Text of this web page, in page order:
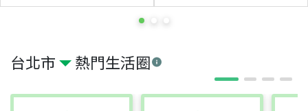
台北市 熱門生活圈